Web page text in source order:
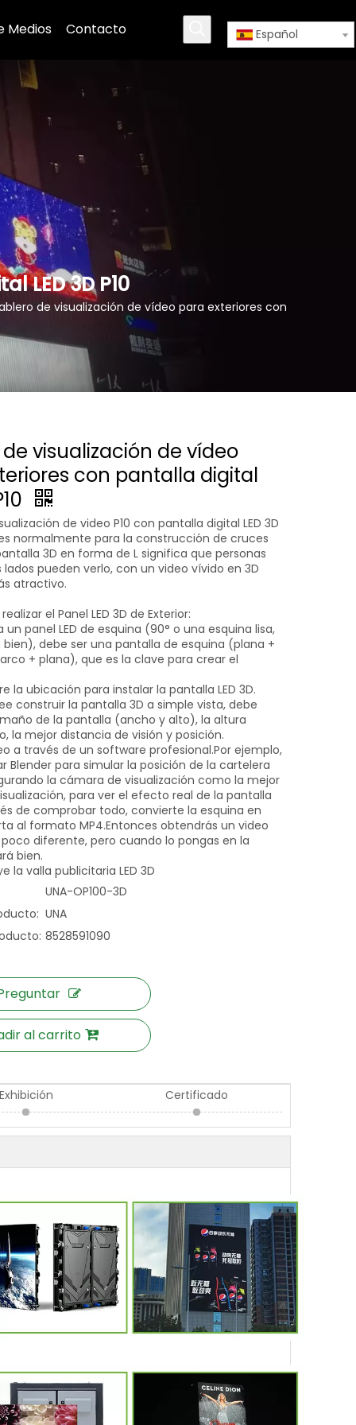
Medios Contacto Español
LED 3D P10
de visualización de vídeo para exteriores con
visualización de vídeo
con pantalla digital
de video P10 con pantalla digital LED 3D
normalmente para la construcción de cruces
3D en forma de L significa que personas
pueden verlo, con un video vívido en 3D
atractivo.
el Panel LED 3D de Exterior:
un panel LED de esquina (90° o una esquina lisa,
debe ser una pantalla de esquina (plana +
+ plana), que es la clave para crear el
la ubicación para instalar la pantalla LED 3D.
construir la pantalla 3D a simple vista, debe
de la pantalla (ancho y alto), la altura
la mejor distancia de visión y posición.
a través de un software profesional.Por ejemplo,
Blender para simular la posición de la cartelera
la cámara de visualización como la mejor
para ver el efecto real de la pantalla
de comprobar todo, convierte la esquina en
al formato MP4.Entonces obtendrás un video
diferente, pero cuando lo pongas en la
bien.
la valla publicitaria LED 3D
UNA-OP100-3D
UNA
8528591090
al carrito
Exhibición Certificado